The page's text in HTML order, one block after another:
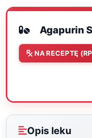
Agapurin
NA RECEPTĘ
Opis leku